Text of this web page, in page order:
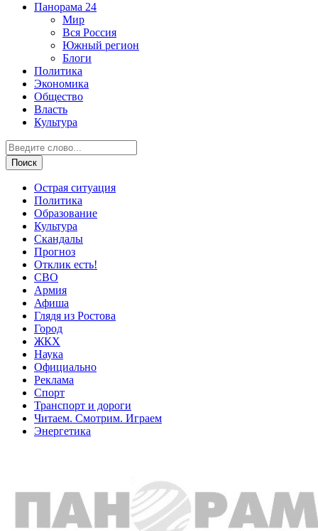
Панорама 24
Мир
Вся Россия
Южный регион
Блоги
Политика
Экономика
Общество
Власть
Культура
Острая ситуация
Политика
Образование
Культура
Скандалы
Прогноз
Отклик есть!
СВО
Армия
Афиша
Глядя из Ростова
Город
ЖКХ
Наука
Официально
Реклама
Спорт
Транспорт и дороги
Читаем. Смотрим. Играем
Энергетика